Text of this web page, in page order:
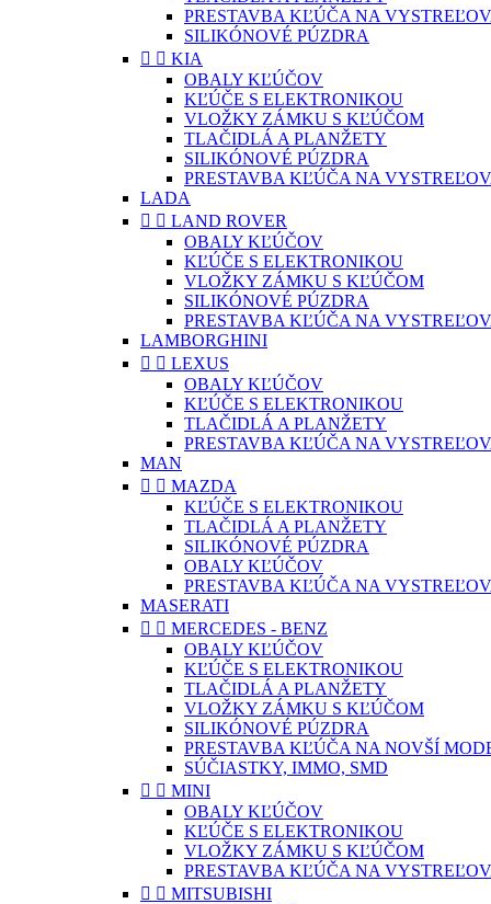
PRESTAVBA KĽÚČA NA
SILIKÓNOVÉ PÚZDRA
  KIA
OBALY KĽÚČOV
KĽÚČE S ELEKTRONIKOU
VLOŽKY ZÁMKU S KĽÚČOM
TLAČIDLÁ A PLANŽETY
SILIKÓNOVÉ PÚZDRA
PRESTAVBA KĽÚČA NA
LADA
  LAND ROVER
OBALY KĽÚČOV
KĽÚČE S ELEKTRONIKOU
VLOŽKY ZÁMKU S KĽÚČOM
SILIKÓNOVÉ PÚZDRA
PRESTAVBA KĽÚČA NA
LAMBORGHINI
  LEXUS
OBALY KĽÚČOV
KĽÚČE S ELEKTRONIKOU
TLAČIDLÁ A PLANŽETY
PRESTAVBA KĽÚČA NA
MAN
  MAZDA
KĽÚČE S ELEKTRONIKOU
TLAČIDLÁ A PLANŽETY
SILIKÓNOVÉ PÚZDRA
OBALY KĽÚČOV
PRESTAVBA KĽÚČA NA
MASERATI
  MERCEDES - BENZ
OBALY KĽÚČOV
KĽÚČE S ELEKTRONIKOU
TLAČIDLÁ A PLANŽETY
VLOŽKY ZÁMKU S KĽÚČOM
SILIKÓNOVÉ PÚZDRA
PRESTAVBA KĽÚČA NA NOVŠÍ
SÚČIASTKY, IMMO, SMD
  MINI
OBALY KĽÚČOV
KĽÚČE S ELEKTRONIKOU
VLOŽKY ZÁMKU S KĽÚČOM
PRESTAVBA KĽÚČA NA
  MITSUBISHI